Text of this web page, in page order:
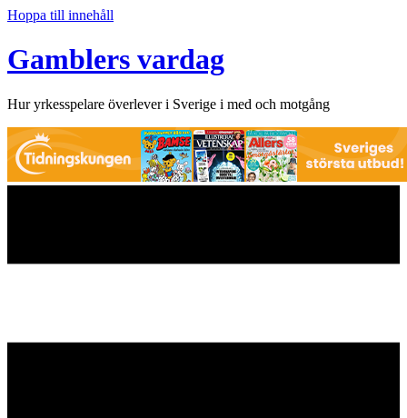
Hoppa till innehåll
Gamblers vardag
Hur yrkesspelare överlever i Sverige i med och motgång